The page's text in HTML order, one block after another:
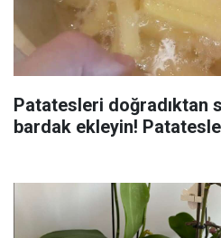
Patatesleri doğradıktan
bardak ekleyin!